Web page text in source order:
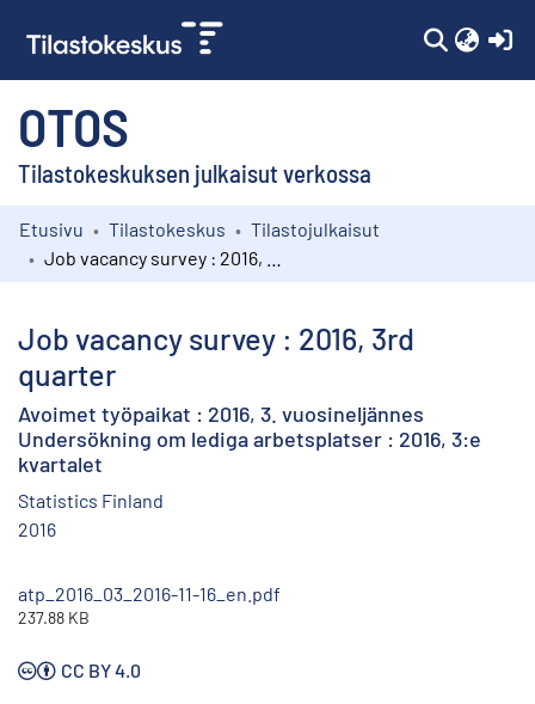
OTOS
Tilastokeskuksen julkaisut verkossa
Kokoelmat
Etusivu Tilastokeskus
Tilastojulkaisut
Job vacancy survey : 2016, 3rd
quarter
Avoimet työpaikat : 2016, 3. vuosineljännes
Undersökning om lediga arbetsplatser : 2016, 3:e
kvartalet
Statistics Finland
2016
atp_2016_03_2016-11-16_en.pdf
237.88 KB
CC BY 4.0